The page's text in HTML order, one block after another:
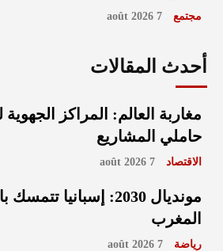
مجتمع 7 août 2026
أحدث المقالات
مغاربة العالم: المراكز
حاملي المشاريع
الاقتصاد 7 août 2026
مونديال 2030: إسبانيا
المغرب
رياضة 7 août 2026